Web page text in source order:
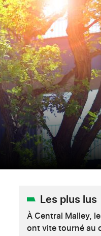
Les plus lus
À Central Malley,
ont vite tourné au